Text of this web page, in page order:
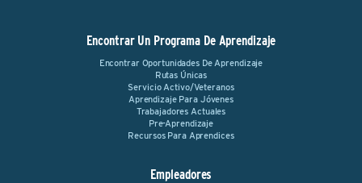
Encontrar Un Programa De Aprendizaje
Encontrar Oportunidades De Aprendizaje
Rutas Únicas
Servicio Activo/Veteranos
Aprendizaje Para Jóvenes
Trabajadores Actuales
Pre-Aprendizaje
Recursos Para Aprendices
Empleadores